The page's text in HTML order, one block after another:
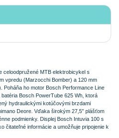
celoodpružené MTB elektrobicykel s
vpredu (Marzocchi Bomber) a 120 mm
Poháňa ho motor Bosch Performance Line
Bosch PowerTube 625 Wh, ktorá
hydraulickými kotúčovými brzdami
Deore. Vďaka širokým 27,5″ plášťom
podmienky. Displej Bosch Intuvia 100 s
čitateľné informácie a umožňuje pripojenie k